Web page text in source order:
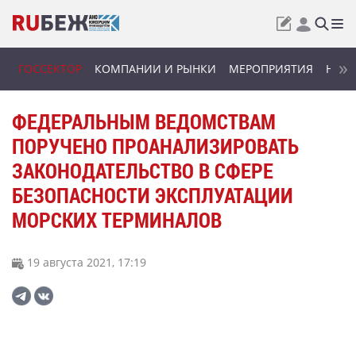
ГОССЕКТОР КОМПАНИИ И РЫНКИ МЕРОПРИЯТИЯ
ФЕДЕРАЛЬНЫМ ВЕДОМСТВАМ
ПОРУЧЕНО ПРОАНАЛИЗИРОВАТЬ
ЗАКОНОДАТЕЛЬСТВО В СФЕРЕ
БЕЗОПАСНОСТИ ЭКСПЛУАТАЦИИ
МОРСКИХ ТЕРМИНАЛОВ
19 августа 2021, 17:19